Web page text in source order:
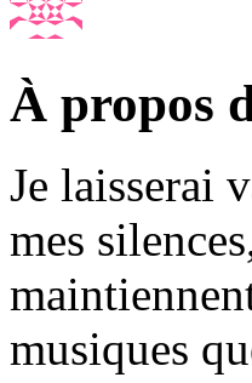
À propos
Je laisserai
mes
musiques